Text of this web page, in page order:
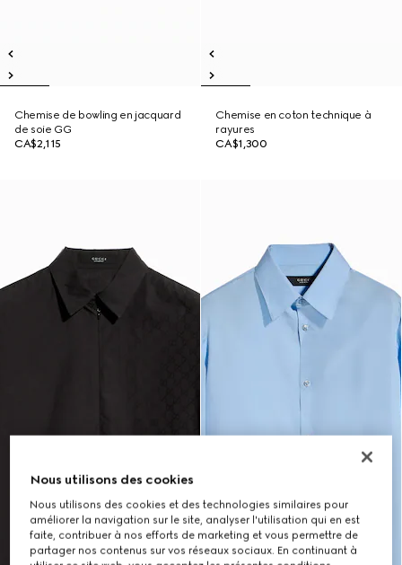
Chemise de bowling en jacquard
de soie GG
CA$2,115
Chemise en coton technique à
rayures
CA$1,300
Nous utilisons des cookies
Nous utilisons des cookies et des technologies similaires pour
améliorer la navigation sur le site, analyser l'utilisation qui en est
faite, contribuer à nos efforts de marketing et vous permettre de
partager nos contenus sur vos réseaux sociaux. En continuant à